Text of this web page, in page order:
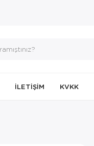
İLETIŞIM KVKK